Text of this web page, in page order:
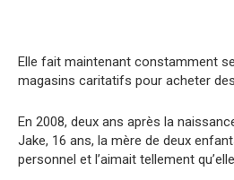
Elle fait maintenant constamment
magasins caritatifs pour acheter
En 2008, deux ans après la
Jake, 16 ans, la mère de deux
personnel et l’aimait tellement